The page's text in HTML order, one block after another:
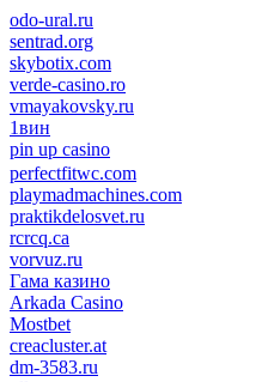
odo-ural.ru
sentrad.org
skybotix.com
verde-casino.ro
vmayakovsky.ru
1вин
pin up casino
пин ап
1win
perfectfitwc.com
playmadmachines.com
praktikdelosvet.ru
rcrcq.ca
vorvuz.ru
Гама казино
Arkada Casino
Mostbet
creacluster.at
dm-3583.ru